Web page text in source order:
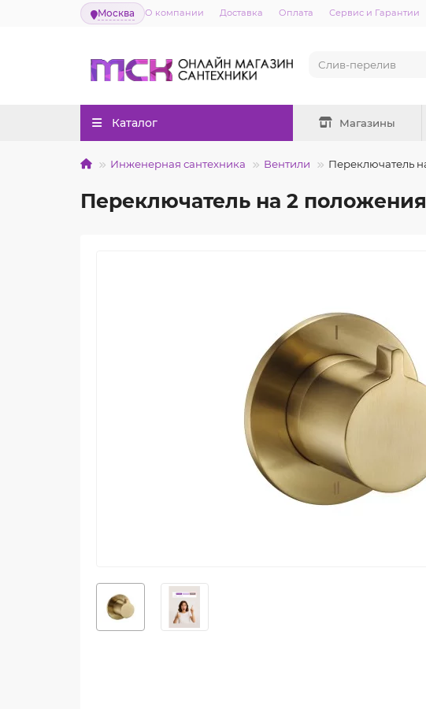
Москва О компании Доставка Оплата Сервис и Гарантии
Каталог Магазины
Инженерная сантехника Вентили Переключатель
Переключатель на 2